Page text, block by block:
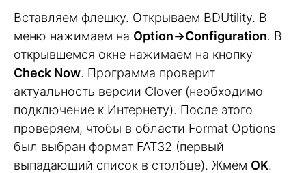
Вставляем флешку. Открываем BDUtility. В
меню нажимаем на Option->Configuration. В
открывшемся окне нажимаем на кнопку
Check Now. Программа проверит
актуальность версии Clover (необходимо
подключение к Интернету). После этого
проверяем, чтобы в области Format Options
был выбран формат FAT32 (первый
выпадающий список в столбце). Жмём OK.